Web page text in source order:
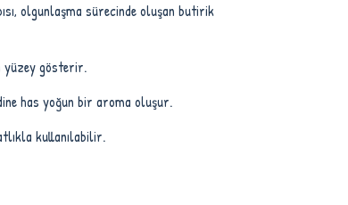
olgunlaşma sürecinde oluşan butirik
yüzey gösterir.
has yoğun bir aroma oluşur.
kullanılabilir.